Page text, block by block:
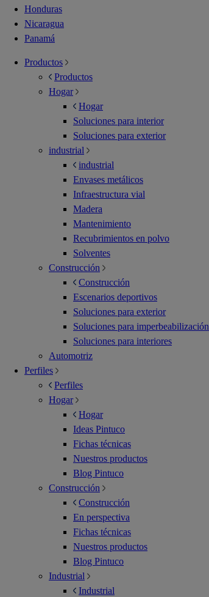
Honduras
Nicaragua
Panamá
Productos
Productos
Hogar
Hogar
Soluciones para interior
Soluciones para exterior
industrial
industrial
Envases metálicos
Infraestructura vial
Madera
Mantenimiento
Recubrimientos en polvo
Solventes
Construcción
Construcción
Escenarios deportivos
Soluciones para exterior
Soluciones para imperbeabilización
Soluciones para interiores
Automotriz
Perfiles
Perfiles
Hogar
Hogar
Ideas Pintuco
Fichas técnicas
Nuestros productos
Blog Pintuco
Construcción
Construcción
En perspectiva
Fichas técnicas
Nuestros productos
Blog Pintuco
Industrial
Industrial